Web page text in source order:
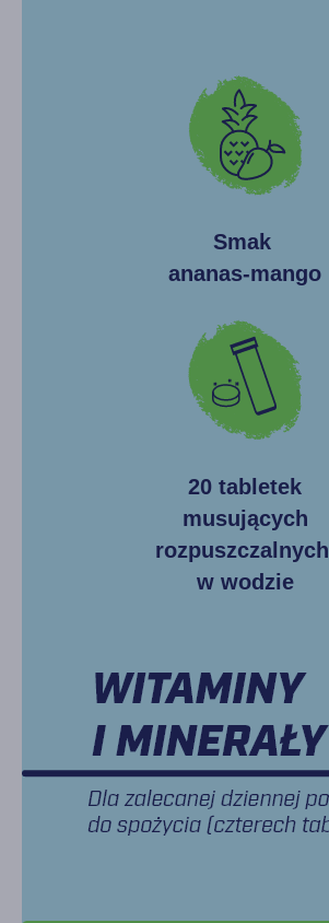
Smak
ananas-mango
20 tabletek
musujących
rozpuszczalnych
w wodzie